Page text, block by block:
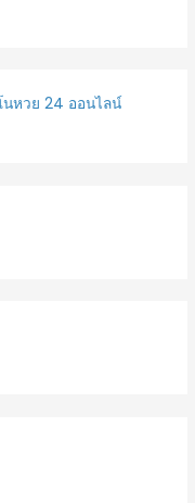
นหวย 24 ออนไลน์